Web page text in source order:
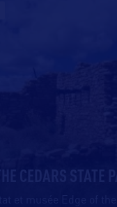
CEDARS STATE
et musée Edge of